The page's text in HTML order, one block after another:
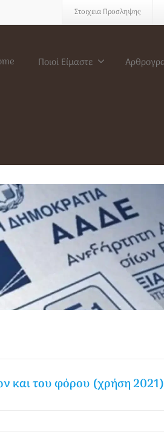
Στοιχεια Προσληψης
Ποιοί Είμαστε
του φόρου (χρήση 2021)